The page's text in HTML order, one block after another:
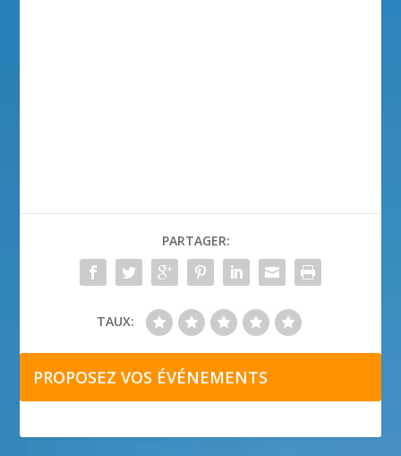
PARTAGER:
TAUX:
PROPOSEZ VOS ÉVÉNEMENTS